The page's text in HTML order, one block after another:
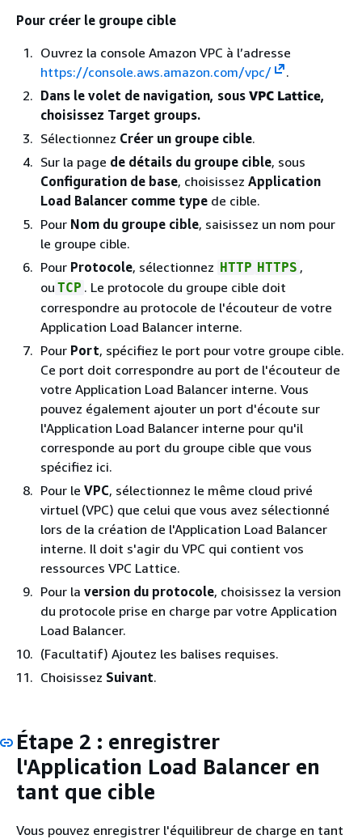
Pour créer le groupe cible
Ouvrez la console Amazon VPC à l’adresse
https://console.aws.amazon.com/vpc/
.
Dans le volet de navigation, sous VPC Lattice,
choisissez Target groups.
Sélectionnez Créer un groupe cible.
Sur la page de détails du groupe cible, sous
Configuration de base, choisissez Application
Load Balancer comme type de cible.
Pour Nom du groupe cible, saisissez un nom pour
le groupe cible.
Pour Protocole, sélectionnez HTTP HTTPS ,
ou TCP . Le protocole du groupe cible doit
correspondre au protocole de l'écouteur de votre
Application Load Balancer interne.
Pour Port, spécifiez le port pour votre groupe cible.
Ce port doit correspondre au port de l'écouteur de
votre Application Load Balancer interne. Vous
pouvez également ajouter un port d'écoute sur
l'Application Load Balancer interne pour qu'il
corresponde au port du groupe cible que vous
spécifiez ici.
Pour le VPC, sélectionnez le même cloud privé
virtuel (VPC) que celui que vous avez sélectionné
lors de la création de l'Application Load Balancer
interne. Il doit s'agir du VPC qui contient vos
ressources VPC Lattice.
Pour la version du protocole, choisissez la version
du protocole prise en charge par votre Application
Load Balancer.
(Facultatif) Ajoutez les balises requises.
Choisissez Suivant.
Étape 2 : enregistrer
l'Application Load Balancer en
tant que cible
Vous pouvez enregistrer l'équilibreur de charge en tant